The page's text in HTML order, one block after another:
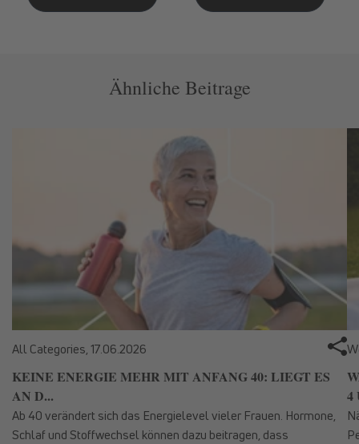
Ähnliche Beitrage
All Categories, 17.06.2026
KEINE ENERGIE MEHR MIT ANFANG 40: LIEGT ES
AN D...
Ab 40 verändert sich das Energielevel vieler Frauen. Hormone,
Schlaf und Stoffwechsel können dazu beitragen, dass
4